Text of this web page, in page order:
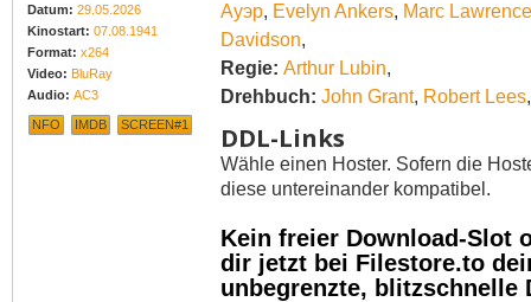
Datum: 29.05.2026
Kinostart: 07.08.1941
Format: x264
Video: BluRay
Audio: AC3
NFO IMDB SCREEN#1
Ауэр, Evelyn Ankers, Marc Lawrence
Davidson,
Regie: Arthur Lubin,
Drehbuch: John Grant, Robert Lees
DDL-Links
Wähle einen Hoster. Sofern die
diese untereinander kompatibel.
Kein freier Download-Slot
dir jetzt bei Filestore.to
unbegrenzte, blitzschnelle